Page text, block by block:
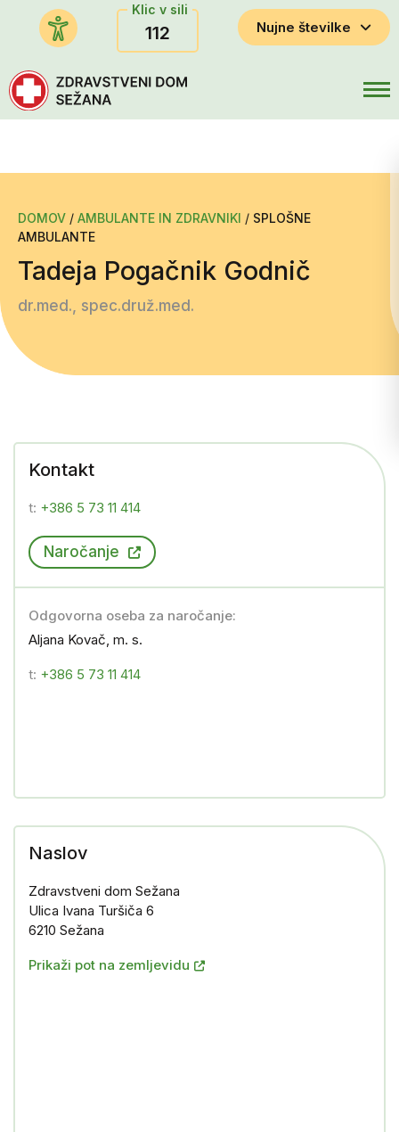
Klic v sili
112 Nujne številke
DOMOV / AMBULANTE IN ZDRAVNIKI / SPLOŠNE
AMBULANTE
Tadeja Pogačnik Godnič
dr.med., spec.druž.med.
Kontakt
t: +386 5 73 11 414
Naročanje
Odgovorna oseba za naročanje:
Aljana Kovač, m. s.
t: +386 5 73 11 414
Naslov
Zdravstveni dom Sežana
Ulica Ivana Turšiča 6
6210 Sežana
Prikaži pot na zemljevidu